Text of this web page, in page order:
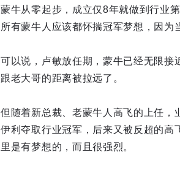
蒙牛从零起步，成立仅8年就做到行业
所有蒙牛人应该都怀揣冠军梦想，因
可以说，卢敏放任期，蒙牛已经无限
跟老大哥的距离被拉远了。
但随着新总裁、老蒙牛人高飞的上任
伊利夺取行业冠军，后来又被反超的
里是有梦想的，而且很强烈。